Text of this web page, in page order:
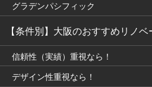
グラデンパシフィック
【条件別】大阪のおすすめリノ
信頼性（実績）重視なら！
デザイン性重視なら！